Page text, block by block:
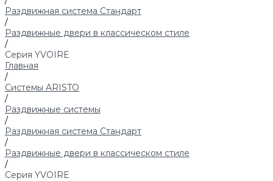
Раздвижная система Стандарт
/
Раздвижные двери в классическом стиле
/
Серия YVOIRE
Главная
/
Системы ARISTO
/
Раздвижные системы
/
Раздвижная система Стандарт
/
Раздвижные двери в классическом стиле
/
Серия YVOIRE